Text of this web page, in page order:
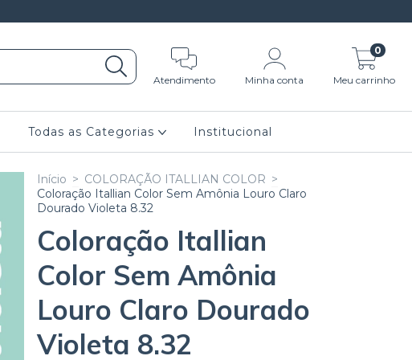
Atendimento Minha conta Meu carrinho
0
Todas as Categorias Institucional
Início > COLORAÇÃO ITALLIAN COLOR >
Coloração Itallian Color Sem Amônia Louro Claro
Dourado Violeta 8.32
Coloração Itallian
Color Sem Amônia
Louro Claro Dourado
Violeta 8.32